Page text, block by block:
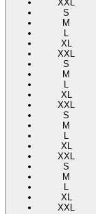
XXL
S
M
L
XL
XXL
S
M
L
XL
XXL
S
M
L
XL
XXL
S
M
L
XL
XXL